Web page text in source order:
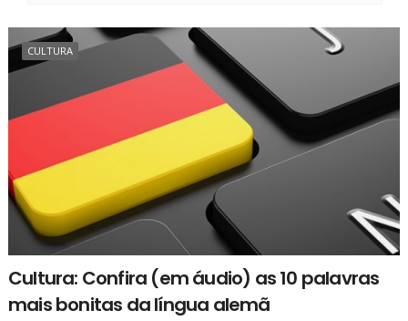
CULTURA
Cultura: Confira (em áudio) as 10 palavras
mais bonitas da língua alemã